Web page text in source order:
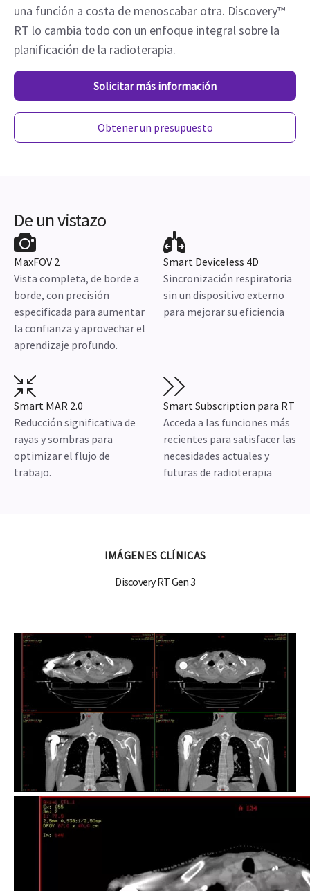
una función a costa de menoscabar otra. Discovery™
RT lo cambia todo con un enfoque integral sobre la
planificación de la radioterapia.
Solicitar más información
Obtener un presupuesto
De un vistazo
MaxFOV 2
Vista completa, de borde a
borde, con precisión
especificada para aumentar
la confianza y aprovechar el
aprendizaje profundo.
Smart Deviceless 4D
Sincronización respiratoria
sin un dispositivo externo
para mejorar su eficiencia
Smart MAR 2.0
Reducción significativa de
rayas y sombras para
optimizar el flujo de
trabajo.
Smart Subscription para RT
Acceda a las funciones más
recientes para satisfacer las
necesidades actuales y
futuras de radioterapia
IMÁGENES CLÍNICAS
Discovery RT Gen 3